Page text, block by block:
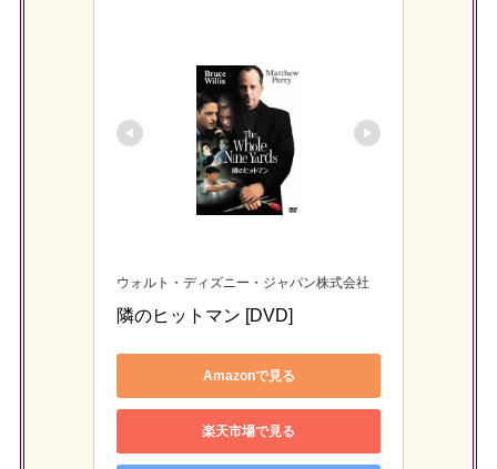
ウォルト・ディズニー・ジャパン株式会社
隣のヒットマン [DVD]
Amazonで見る
楽天市場で見る